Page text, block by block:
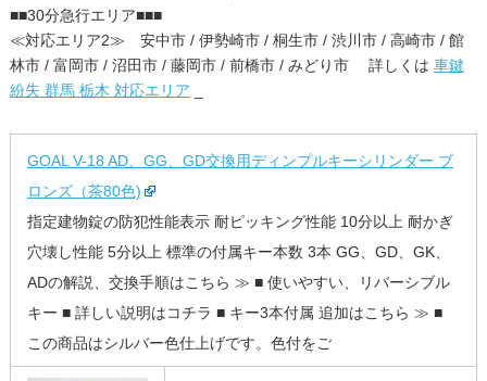
■■30分急行エリア■■■
≪対応エリア2≫ 安中市 / 伊勢崎市 / 桐生市 / 渋川市 / 高崎市 / 館
林市 / 富岡市 / 沼田市 / 藤岡市 / 前橋市 / みどり市 詳しくは 車鍵
紛失 群馬 栃木 対応エリア
GOAL V-18 AD、GG、GD交換用ディンプルキーシリンダー ブ
ロンズ（茶80色)
指定建物錠の防犯性能表示 耐ピッキング性能 10分以上 耐かぎ
穴壊し性能 5分以上 標準の付属キー本数 3本 GG、GD、GK、
ADの解説、交換手順はこちら ≫ ■ 使いやすい、リバーシブル
キー ■ 詳しい説明はコチラ ■ キー3本付属 追加はこちら ≫ ■
この商品はシルバー色仕上げです。色付をご